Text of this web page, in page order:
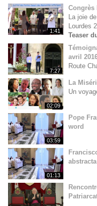
1:41
Congrès
La joie
Lourdes
Teaser
7:27
avril
Route
02:09
La
Un
03:59
Pope
word
01:13
abstracta